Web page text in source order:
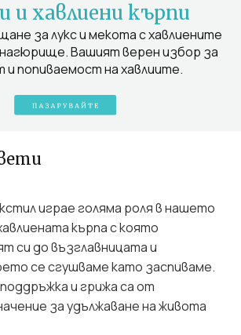
и хавлиени кърпи
за лукс и мекота с хавлиените
Вашият верен избор за
попиваемост на хавлиите.
играе голяма роля в нашето
кърпа с която
си до възглавницата и
се сгушваме като заспиваме.
и грижа са от
за удължаване на живота